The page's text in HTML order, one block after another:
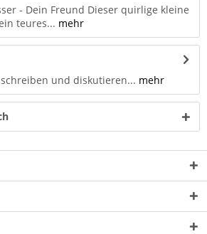
- Dein Freund Dieser quirlige kleine
teures... mehr
und diskutieren... mehr